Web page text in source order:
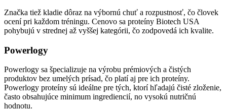
Značka tiež kladie dôraz na výbornú chuť a rozpustnosť, čo človek
ocení pri každom tréningu. Cenovo sa proteíny Biotech USA
pohybujú v strednej až vyššej kategórii, čo zodpovedá ich kvalite.
Powerlogy
Powerlogy sa špecializuje na výrobu prémiových a čistých
produktov bez umelých prísad, čo platí aj pre ich proteíny.
Powerlogy proteíny sú ideálne pre tých, ktorí hľadajú čisté zloženie,
často obsahujúce minimum ingrediencií, no vysokú nutričnú
hodnotu.